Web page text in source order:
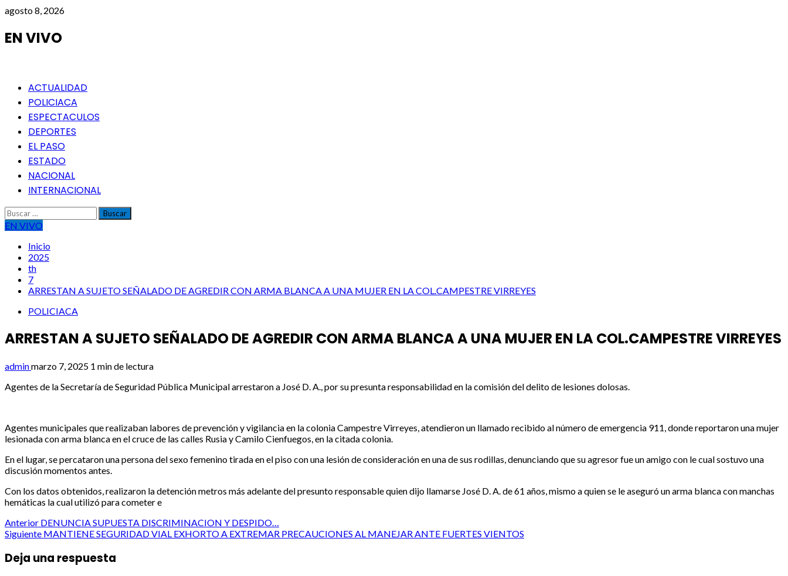
Saltar
contenido
agosto 8, 2026
EN VIVO
Menú
principal
ACTUALIDAD
POLICIACA
ESPECTACULOS
DEPORTES
EL PASO
ESTADO
NACIONAL
INTERNACIONAL
Buscar:
EN VIVO
Inicio
2025
th
7
ARRESTAN A SUJETO SEÑALADO DE AGREDIR CON ARMA BLANCA A UNA MUJER EN LA COL.CAMPESTRE VIRREYES
POLICIACA
ARRESTAN A SUJETO SEÑALADO DE AGREDIR CON ARMA BLANCA A UNA MUJER EN LA COL.CAMPESTRE VIRREYES
adminmarzo 7, 2025 1 min de lectura
Agentes de la Secretaría de Seguridad Pública Municipal arrestaron a José D. A., por su presunta responsabilidad en la comisión del delito de lesiones dolosas.
Agentes municipales que realizaban labores de prevención y vigilancia en la colonia Campestre Virreyes, atendieron un llamado recibido al número de emergencia 911, donde reportaron una mujer
lesionada con arma blanca en el cruce de las calles Rusia y Camilo Cienfuegos, en la citada colonia.
En el lugar, se percataron una persona del sexo femenino tirada en el piso con una lesión de consideración en una de sus rodillas, denunciando que su agresor fue un amigo con le cual sostuvo una
discusión momentos antes.
Con los datos obtenidos, realizaron la detención metros más adelante del presunto responsable quien dijo llamarse José D. A. de 61 años, mismo a quien se le aseguró un arma blanca con manchas
hemáticas la cual utilizó para cometer e
Post
Anterior DENUNCIA SUPUESTA DISCRIMINACION Y DESPIDO…
Siguiente MANTIENE SEGURIDAD VIAL EXHORTO A EXTREMAR PRECAUCIONES AL MANEJAR ANTE FUERTES VIENTOS
Deja una respuesta